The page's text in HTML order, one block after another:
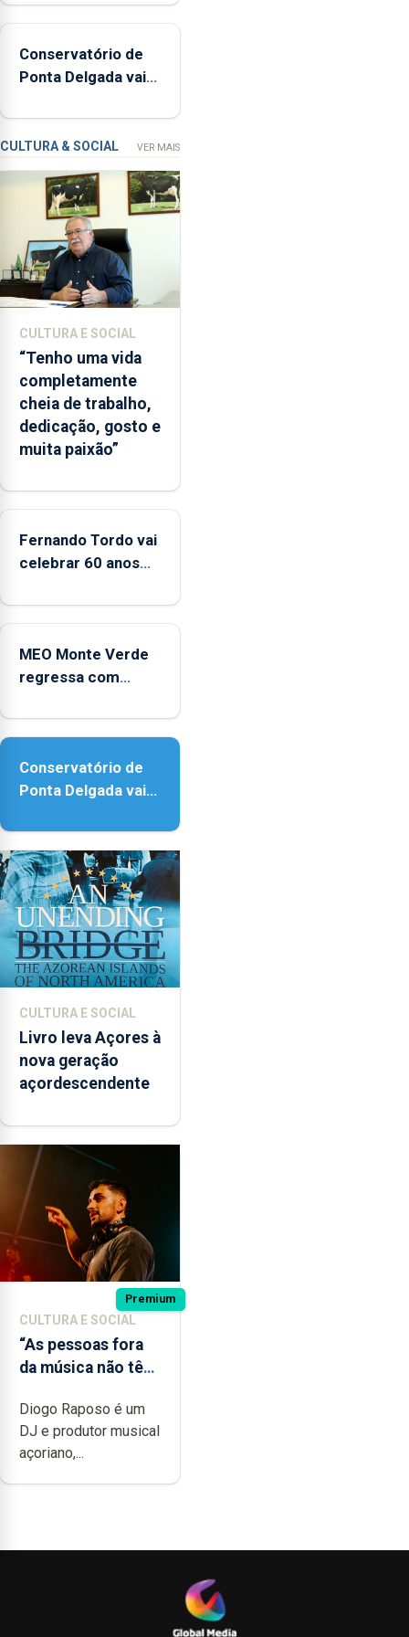
inspeções
relacionadas
a
apanha
ilegal
lapas
2022
e
2026.
ilha
das
Flores
apresenta
um
“decréscimo
da
entre
2022
2025
Conservatório de
Ponta Delgada vai
instrumentos
CULTURA & SOCIAL VER MAIS
CULTURA E SOCIAL
“Tenho uma vida
completamente
cheia de trabalho,
dedicação, gosto e
muita paixão”
Fernando Tordo vai
celebrar 60 anos
Coliseu Micaelense
MEO Monte Verde
regressa com
acessibilidade
Conservatório de
Ponta Delgada vai
instrumentos
CULTURA E SOCIAL
Livro leva Açores à
nova geração
açordescendente
Premium
CULTURA E SOCIAL
“As pessoas fora
da música não têm
difícil é produzir
uma música”
Diogo Raposo é um
DJ e produtor musical
açoriano,...